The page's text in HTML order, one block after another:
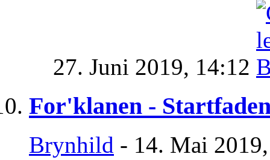
27. Juni 2019, 14:12
For'klanen -
Brynhild - 14. Mai